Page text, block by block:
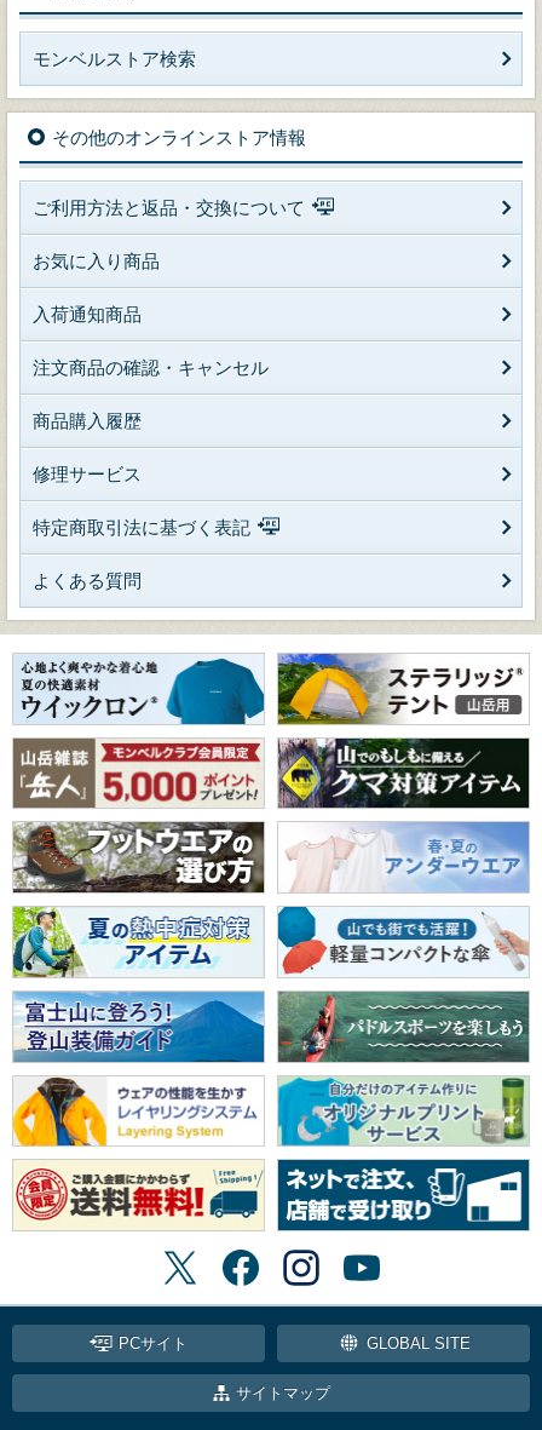
モンベルストア検索
その他のオンラインストア情報
ご利用方法と返品・交換について
お気に入り商品
入荷通知商品
注文商品の確認・キャンセル
商品購入履歴
修理サービス
特定商取引法に基づく表記
よくある質問
PCサイト GLOBAL SITE
サイトマップ